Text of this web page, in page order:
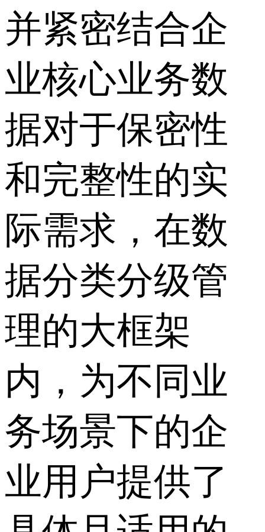
并紧密结合企
业核心业务数
据对于保密性
和完整性的实
际需求，在数
据分类分级管
理的大框架
内，为不同业
务场景下的企
业用户提供了